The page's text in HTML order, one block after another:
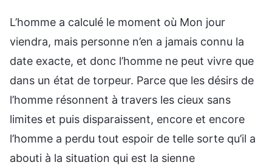
L’homme a calculé le moment où Mon jour
viendra, mais personne n’en a jamais connu la
date exacte, et donc l’homme ne peut vivre que
dans un état de torpeur. Parce que les désirs de
l’homme résonnent à travers les cieux sans
limites et puis disparaissent, encore et encore
l’homme a perdu tout espoir de telle sorte qu’il a
abouti à la situation qui est la sienne